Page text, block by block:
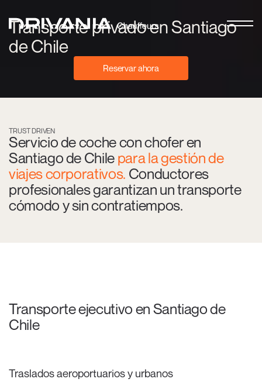
Transporte privado en Santiago
de Chile
Reservar ahora
TRUST DRIVEN
Servicio de coche con chofer en
Santiago de Chile para la gestión de
viajes corporativos. Conductores
profesionales garantizan un transporte
cómodo y sin contratiempos.
Transporte ejecutivo en Santiago de
Chile
Traslados aeroportuarios y urbanos